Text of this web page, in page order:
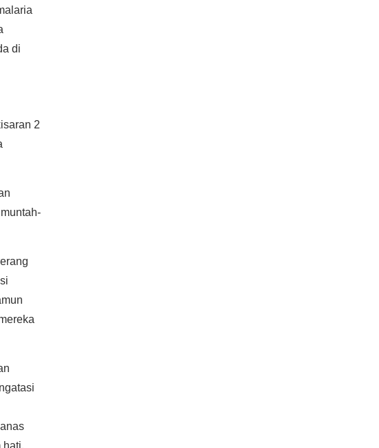
di
2
hati.